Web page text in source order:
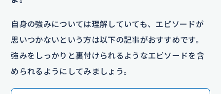
自身の強みについては理解していても、エピソードが
思いつかないという方は以下の記事がおすすめです。
強みをしっかりと裏付けられるようなエピソードを含
められるようにしてみましょう。